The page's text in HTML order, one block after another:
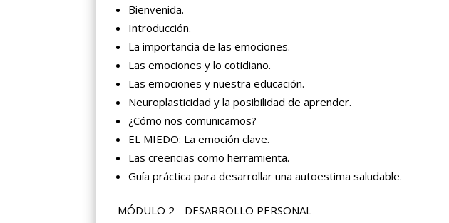
Bienvenida.
Introducción.
La importancia de las emociones.
Las emociones y lo cotidiano.
Las emociones y nuestra educación.
Neuroplasticidad y la posibilidad de aprender.
¿Cómo nos comunicamos?
EL MIEDO: La emoción clave.
Las creencias como herramienta.
Guía práctica para desarrollar una autoestima saludable.
MÓDULO 2 - DESARROLLO PERSONAL